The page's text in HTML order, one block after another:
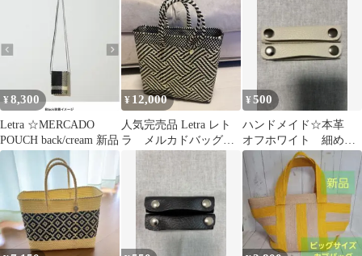
¥8,300
Letra ☆MERCADO
POUCH back/cream 新品
¥ 12,000
人気完売品 Letra レト
ラ メルカドバッグ S
¥500
ハンドメイド☆本革
オフホワイト 細め短
め バッグハンドルカ
バー